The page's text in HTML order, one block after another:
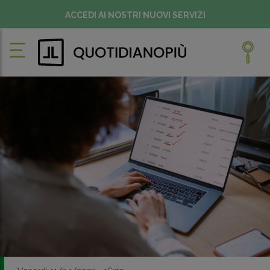
ACCEDI AI NOSTRI NUOVI SERVIZI